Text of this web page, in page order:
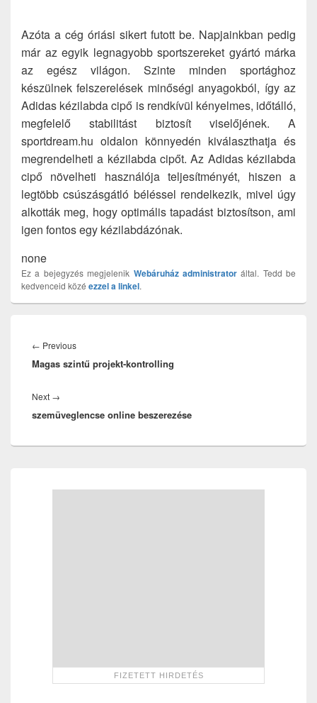
Azóta a cég óriási sikert futott be. Napjainkban pedig
már az egyik legnagyobb sportszereket gyártó márka
az egész világon. Szinte minden sportághoz
készülnek felszerelések minőségi anyagokból, így az
Adidas kézilabda cipő is rendkívül kényelmes, időtálló,
megfelelő stabilitást biztosít viselőjének. A
sportdream.hu oldalon könnyedén kiválaszthatja és
megrendelheti a kézilabda cipőt. Az Adidas kézilabda
cipő növelheti használója teljesítményét, hiszen a
legtöbb csúszásgátló béléssel rendelkezik, mivel úgy
alkották meg, hogy optimális tapadást biztosítson, ami
igen fontos egy kézilabdázónak.
none
Ez a bejegyzés megjelenik Webáruház administratoráltal. Tedd be
kedvenceid közé ezzel a linkel.
navigáció
← PreviousPrevious
post:
Magas szintű projekt-kontrolling
Next →
post:
szemüveglencse online beszerezése